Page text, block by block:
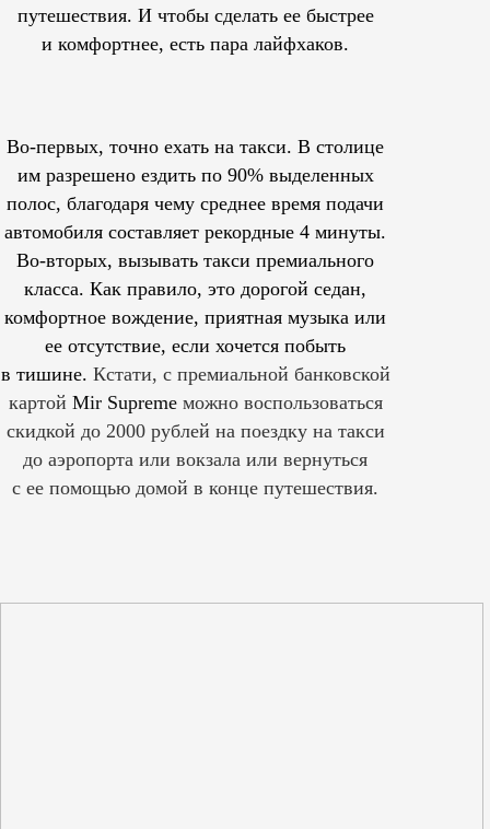
путешествия. И чтобы сделать ее быстрее
и комфортнее, есть пара лайфхаков.
Во-первых, точно ехать на такси. В столице
им разрешеноездить по 90% выделенных
полос, благодаря чему среднее время подачи
автомобиля составляет рекордные 4 минуты.
Во-вторых, вызывать такси премиального
класса. Как правило, это дорогой седан,
комфортное вождение, приятная музыка или
ее отсутствие, если хочется побыть
в тишине. Кстати, с премиальной банковской
картой Mir Supreme можно воспользоваться
скидкой до 2000 рублей на поездку на такси
до аэропорта или вокзала или вернуться
с ее помощью домой в конце путешествия.